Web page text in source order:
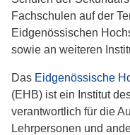
Fachschulen auf der
Eidgenössischen
sowie an weiteren
Das Eidgenössische
(EHB) ist ein Institut
verantwortlich für die
Lehrpersonen und